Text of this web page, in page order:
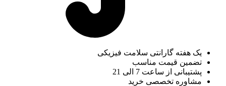
یک هفته گارانتی سلامت فیزیکی
تضمین قیمت مناسب
پشتیبانی از ساعت 7 الی 21
مشاوره تخصصی خرید